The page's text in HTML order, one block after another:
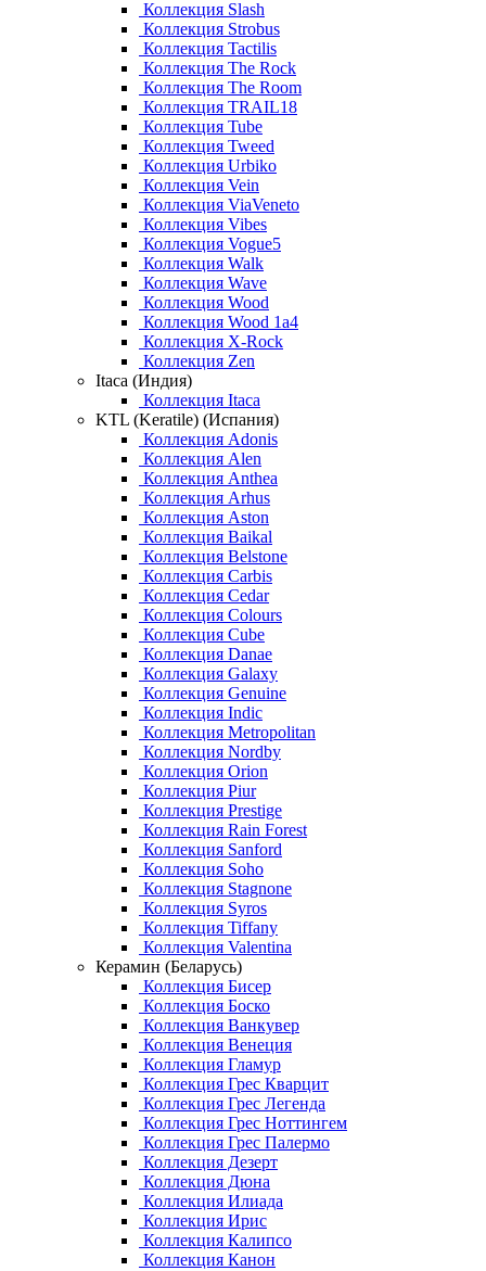
Коллекция Slash
Коллекция Strobus
Коллекция Tactilis
Коллекция The Rock
Коллекция The Room
Коллекция TRAIL18
Коллекция Tube
Коллекция Tweed
Коллекция Urbiko
Коллекция Vein
Коллекция ViaVeneto
Коллекция Vibes
Коллекция Vogue5
Коллекция Walk
Коллекция Wave
Коллекция Wood
Коллекция Wood 1a4
Коллекция X-Rock
Коллекция Zen
Itaca (Индия)
Коллекция Itaca
KTL (Keratile) (Испания)
Коллекция Adonis
Коллекция Alen
Коллекция Anthea
Коллекция Arhus
Коллекция Aston
Коллекция Baikal
Коллекция Belstone
Коллекция Carbis
Коллекция Cedar
Коллекция Colours
Коллекция Cube
Коллекция Danae
Коллекция Galaxy
Коллекция Genuine
Коллекция Indic
Коллекция Metropolitan
Коллекция Nordby
Коллекция Orion
Коллекция Piur
Коллекция Prestige
Коллекция Rain Forest
Коллекция Sanford
Коллекция Soho
Коллекция Stagnone
Коллекция Syros
Коллекция Tiffany
Коллекция Valentina
Керамин (Беларусь)
Коллекция Бисер
Коллекция Боско
Коллекция Ванкувер
Коллекция Венеция
Коллекция Гламур
Коллекция Грес Кварцит
Коллекция Грес Легенда
Коллекция Грес Ноттингем
Коллекция Грес Палермо
Коллекция Дезерт
Коллекция Дюна
Коллекция Илиада
Коллекция Ирис
Коллекция Калипсо
Коллекция Канон